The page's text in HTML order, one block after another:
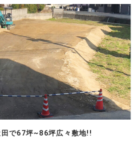
田で67坪~86坪広々敷地!!